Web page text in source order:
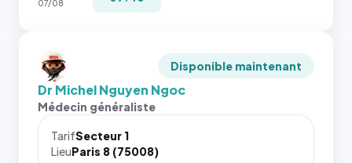
07/08
Disponible maintenant
Dr Michel Nguyen Ngoc
Médecin généraliste
TarifSecteur 1
LieuParis 8 (75008)